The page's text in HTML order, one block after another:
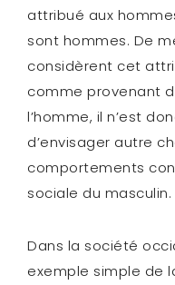
attribué aux
sont hommes. De
considèrent cet
comme provenant
l’homme, il n’est
d’envisager autre
comportements
sociale du masculin.
Dans la société
exemple simple de